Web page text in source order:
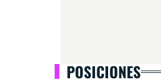
POSICIONES